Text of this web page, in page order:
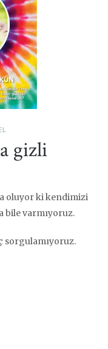
gizli
oluyor ki kendimizi
bile varmıyoruz.
sorgulamıyoruz.